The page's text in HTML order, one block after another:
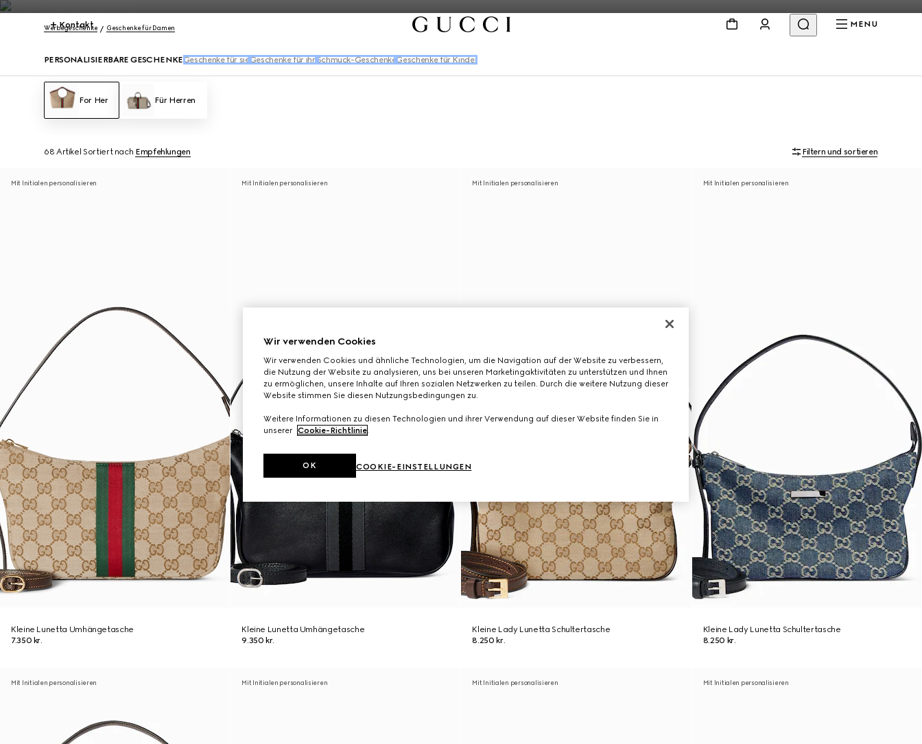
Kontakt MENU
Werbegeschenke Geschenke für Damen
PERSONALISIERBARE GESCHENKE Geschenke für sie Geschenke für ihn Schmuck-GeschenkeGeschenke für Kinder
For Her Für Herren
68 Artikel Sortiert nach Empfehlungen Filtern und sortieren
Mit Initialen personalisieren
Kleine Lunetta Umhängetasche
7.350 kr.
Mit Initialen personalisieren
Kleine Lunetta Umhängetasche
9.350 kr.
Mit Initialen personalisieren
Kleine Lady Lunetta Schultertasche
8.250 kr.
Mit Initialen personalisieren
Kleine Lady Lunetta Schultertasche
8.250 kr.
Mit Initialen personalisieren Mit Initialen personalisieren Mit Initialen personalisieren Mit Initialen personalisieren
Wir verwenden Cookies
Wir verwenden Cookies und ähnliche Technologien, um die Navigation auf der Website zu verbessern,
die Nutzung der Website zu analysieren, uns bei unseren Marketingaktivitäten zu unterstützen und Ihnen
zu ermöglichen, unsere Inhalte auf Ihren sozialen Netzwerken zu teilen. Durch die weitere Nutzung dieser
Website stimmen Sie diesen Nutzungsbedingungen zu.
Weitere Informationen zu diesen Technologien und ihrer Verwendung auf dieser Website finden Sie in
unserer Cookie-Richtlinie.
COOKIE-EINSTELLUNGEN
OK